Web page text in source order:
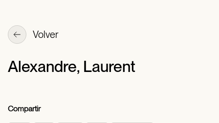
Volver
Alexandre, Laurent
Compartir